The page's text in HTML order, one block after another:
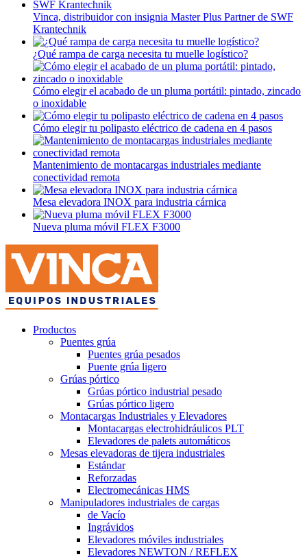
Vinca, distribuidor con insignia Master Plus Partner de SWF
Krantechnik
¿Qué rampa de carga necesita tu muelle logístico?
Cómo elegir el acabado de un pluma portátil: pintado, zincado
o inoxidable
Cómo elegir tu polipasto eléctrico de cadena en 4 pasos
Mantenimiento de montacargas industriales mediante
conectividad remota
Mesa elevadora INOX para industria cárnica
Nueva pluma móvil FLEX F3000
Productos
Puentes grúa
Puentes grúa pesados
Puente grúa ligero
Grúas pórtico
Grúas pórtico industrial pesado
Grúas pórtico ligero
Montacargas Industriales y Elevadores
Montacargas electrohidráulicos PLT
Elevadores de palets automáticos
Mesas elevadoras de tijera industriales
Estándar
Reforzadas
Electromecánicas HMS
Manipuladores industriales de cargas
de Vacío
Ingrávidos
Elevadores móviles industriales
Elevadores NEWTON / REFLEX